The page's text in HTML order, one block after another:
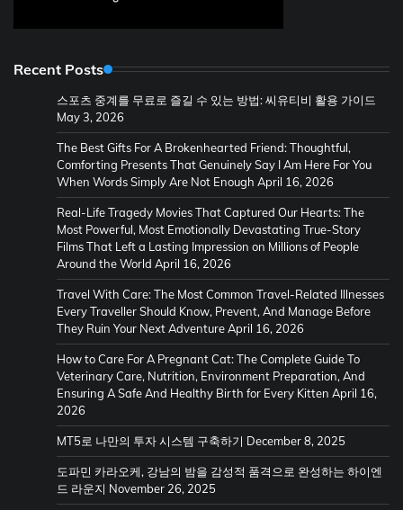
Recent Posts
스포츠 중계를 무료로 즐길 수 있는 방법: 씨유티비 활용 가이드
May 3, 2026
The Best Gifts For A Brokenhearted Friend: Thoughtful,
Comforting Presents That Genuinely Say I Am Here For You
When Words Simply Are Not Enough April 16, 2026
Real-Life Tragedy Movies That Captured Our Hearts: The
Most Powerful, Most Emotionally Devastating True-Story
Films That Left a Lasting Impression on Millions of People
Around the World April 16, 2026
Travel With Care: The Most Common Travel-Related Illnesses
Every Traveller Should Know, Prevent, And Manage Before
They Ruin Your Next AdventureApril 16, 2026
How to Care For A Pregnant Cat: The Complete Guide To
Veterinary Care, Nutrition, Environment Preparation, And
Ensuring A Safe And Healthy Birth for Every Kitten April 16,
2026
MT5로 나만의 투자 시스템 구축하기 December 8, 2025
도파민 카라오케, 강남의 밤을 감성적 품격으로 완성하는 하이엔
드 라운지 November 26, 2025